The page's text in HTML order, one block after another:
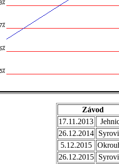
Závod
17.11.2013
26.12.2014
5.12.2015
26.12.2015